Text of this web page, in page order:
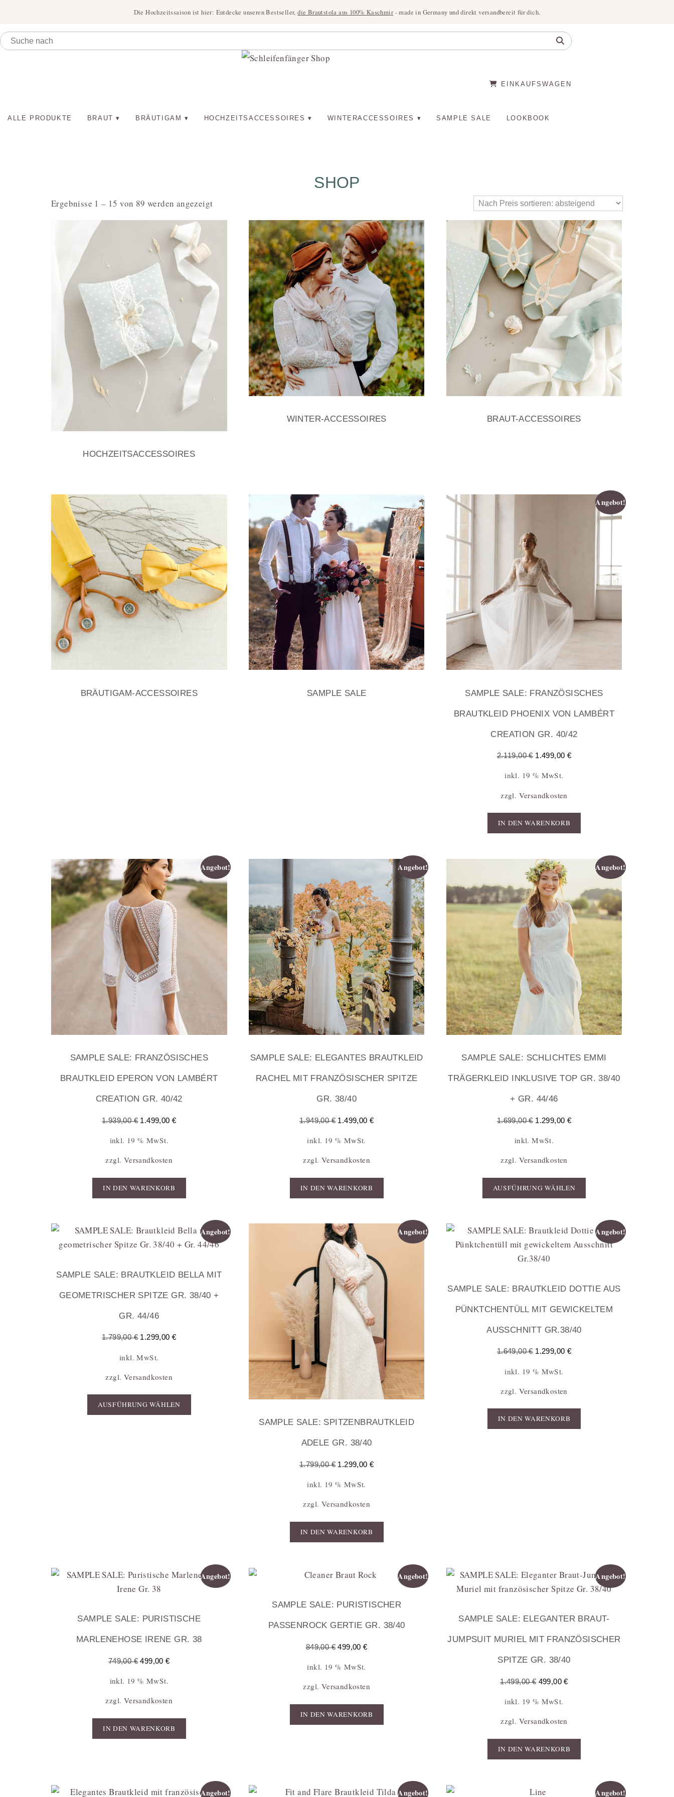
Die Hochzeitssaison ist hier: Entdecke unseren Bestseller,die Brautstola aus 100% Kaschmir- made in Germany und direkt versandbereit für dich.
EINKAUFSWAGEN
ALLE PRODUKTE BRAUT BRÄUTIGAM HOCHZEITSACCESSOIRES WINTERACCESSOIRES SAMPLE SALE LOOKBOOK
SHOP
Ergebnisse 1 – 15 von 89 werden angezeigt
HOCHZEITSACCESSOIRES
WINTER-ACCESSOIRES BRAUT-ACCESSOIRES
BRÄUTIGAM-ACCESSOIRES SAMPLE SALE
Angebot!
SAMPLE SALE: FRANZÖSISCHES
BRAUTKLEID PHOENIX VON LAMBÉRT
CREATION GR. 40/42
2.119,00€ 1.499,00 €
inkl. 19 % MwSt.
zzgl. Versandkosten
IN DEN WARENKORB
Angebot!
SAMPLE SALE: FRANZÖSISCHES
BRAUTKLEID EPERON VON LAMBÉRT
CREATION GR. 40/42
1.939,00€ 1.499,00€
inkl. 19 % MwSt.
zzgl. Versandkosten
IN DEN WARENKORB
Angebot!
SAMPLE SALE: ELEGANTES BRAUTKLEID
RACHEL MIT FRANZÖSISCHER SPITZE
GR. 38/40
1.949,00€ 1.499,00 €
inkl. 19 % MwSt.
zzgl. Versandkosten
IN DEN WARENKORB
Angebot!
SAMPLE SALE: SCHLICHTES EMMI
TRÄGERKLEID INKLUSIVE TOP GR. 38/40
+ GR. 44/46
1.699,00€ 1.299,00 €
inkl. MwSt.
zzgl. Versandkosten
AUSFÜHRUNG WÄHLEN
Angebot!
SAMPLE SALE: BRAUTKLEID BELLA MIT
GEOMETRISCHER SPITZE GR. 38/40 +
GR. 44/46
1.799,00€ 1.299,00€
inkl. MwSt.
zzgl. Versandkosten
AUSFÜHRUNG WÄHLEN
Angebot!
SAMPLE SALE: SPITZENBRAUTKLEID
ADELE GR. 38/40
1.799,00€ 1.299,00 €
inkl. 19 % MwSt.
zzgl. Versandkosten
IN DEN WARENKORB
Angebot!
SAMPLE SALE: BRAUTKLEID DOTTIE AUS
PÜNKTCHENTÜLL MIT GEWICKELTEM
AUSSCHNITT GR.38/40
1.649,00€ 1.299,00 €
inkl. 19 % MwSt.
zzgl. Versandkosten
IN DEN WARENKORB
Angebot!
SAMPLE SALE: PURISTISCHE
MARLENEHOSE IRENE GR. 38
749,00€ 499,00€
inkl. 19 % MwSt.
zzgl. Versandkosten
IN DEN WARENKORB
Angebot!
SAMPLE SALE: PURISTISCHER
PASSENROCK GERTIE GR. 38/40
849,00€ 499,00€
inkl. 19 % MwSt.
zzgl. Versandkosten
IN DEN WARENKORB
Angebot!
SAMPLE SALE: ELEGANTER BRAUT-
JUMPSUIT MURIEL MIT FRANZÖSISCHER
SPITZE GR. 38/40
1.499,00€ 499,00€
inkl. 19 % MwSt.
zzgl. Versandkosten
IN DEN WARENKORB
Angebot! Angebot! Angebot!